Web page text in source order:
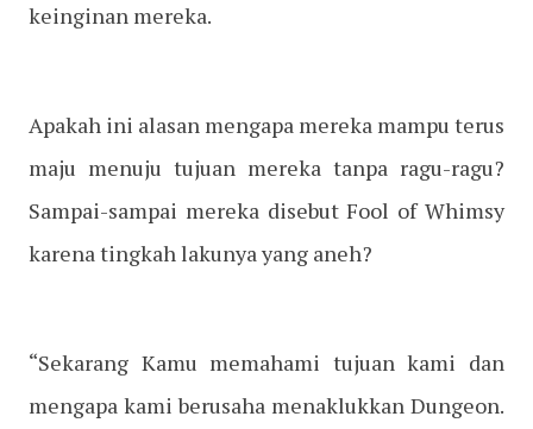
keinginan mereka.
Apakah ini alasan mengapa mereka mampu terus
maju menuju tujuan mereka tanpa ragu-ragu?
Sampai-sampai mereka disebut Fool of Whimsy
karena tingkah lakunya yang aneh?
“Sekarang Kamu memahami tujuan kami dan
mengapa kami berusaha menaklukkan Dungeon.